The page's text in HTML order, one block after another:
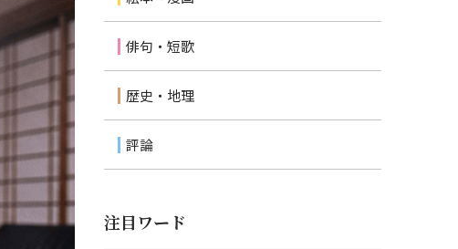
俳句・短歌
歴史・地理
評論
注目ワード